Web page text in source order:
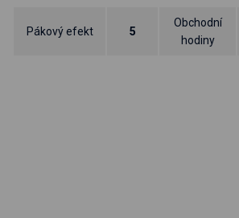
Pákový efekt 5
Obchodní
hodiny